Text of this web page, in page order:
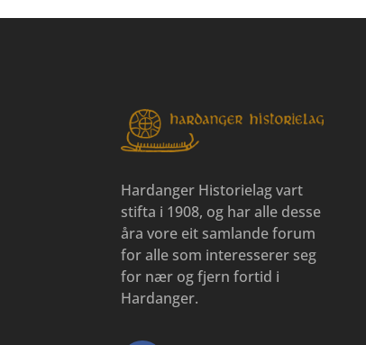
Hardanger Historielag vart
stifta i 1908, og har alle desse
åra vore eit samlande forum
for alle som interesserer seg
for nær og fjern fortid i
Hardanger.